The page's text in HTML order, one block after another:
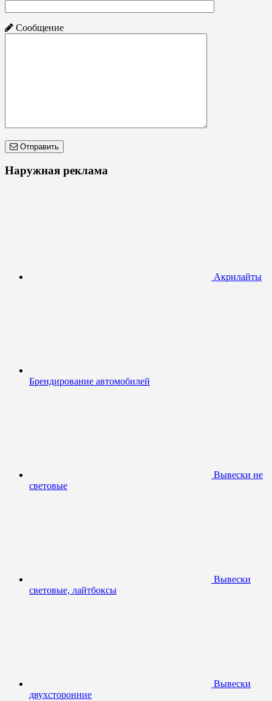
Сообщение
Отправить
Наружная реклама
Акрилайты
Брендирование автомобилей
Вывески не
световые
Вывески
световые, лайтбоксы
Вывески
двухсторонние